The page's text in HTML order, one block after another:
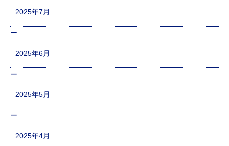
2025年7月
2025年6月
2025年5月
2025年4月